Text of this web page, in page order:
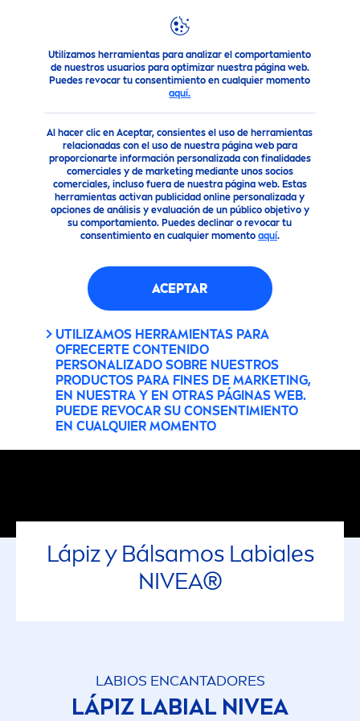
Utilizamos herramientas para analizar el comportamiento
de nuestros usuarios para optimizar nuestra página web.
Puedes revocar tu consentimiento en cualquier momento
aquí.
Al hacer clic en Aceptar, consientes el uso de herramientas
relacionadas con el uso de nuestra página web para
proporcionarte información personalizada con finalidades
comerciales y de marketing mediante unos socios
comerciales, incluso fuera de nuestra página web. Estas
herramientas activan publicidad online personalizada y
opciones de análisis y evaluación de un público objetivo y
su comportamiento. Puedes declinar o revocar tu
consentimiento en cualquier momento aquí.
ACEPTAR
UTILIZAMOS HERRAMIENTAS PARA
OFRECERTE CONTENIDO
PERSONALIZADO SOBRE NUESTROS
PRODUCTOS PARA FINES DE MARKETING,
EN NUESTRA Y EN OTRAS PÁGINAS WEB.
PUEDE REVOCAR SU CONSENTIMIENTO
EN CUALQUIER MOMENTO
Productos Cuidado Facial Cuidado Labial Lápiz
Lápiz y Bálsamos Labiales
NIVEA®
LABIOS ENCANTADORES
LÁPIZ LABIAL NIVEA